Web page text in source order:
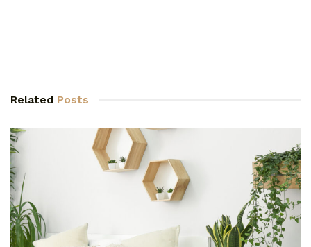
Related Posts